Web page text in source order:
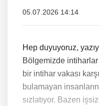
05.07.2026 14:14
Hep duyuyoruz,
Bölgemizde
bir intihar vakası karşımıza
bulamayan
sızlatıyor. Bazen